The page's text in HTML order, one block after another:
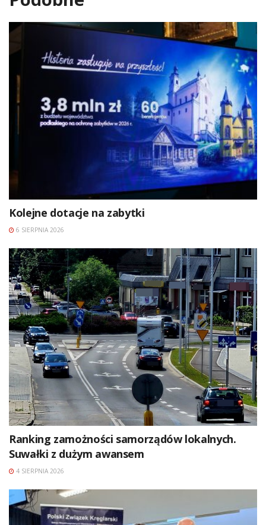
Kolejne dotacje na zabytki
6 SIERPNIA 2026
Ranking zamożności samorządów lokalnych.
Suwałki z dużym awansem
4 SIERPNIA 2026